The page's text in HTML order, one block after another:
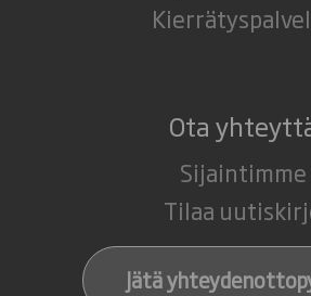
Ota
Sijaintimme
Tilaa
Jätä